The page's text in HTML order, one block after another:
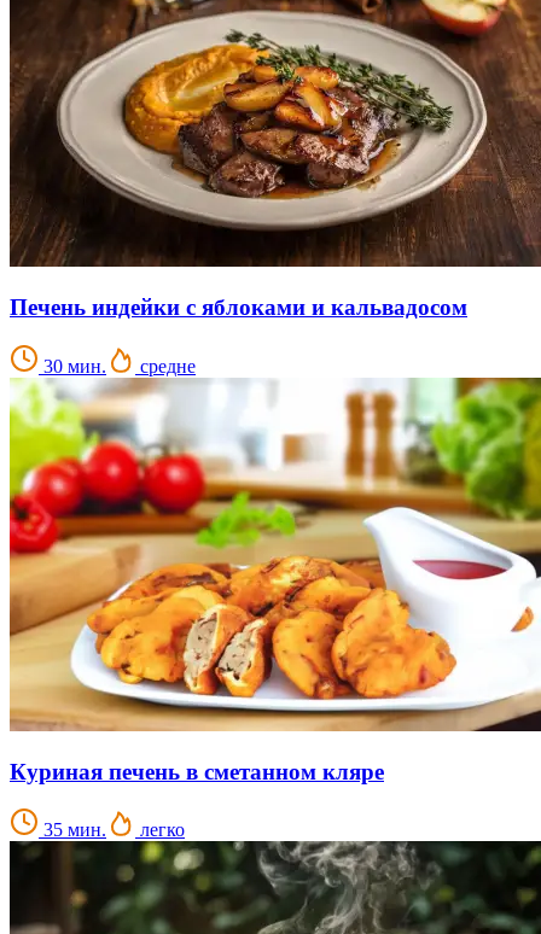
Печень индейки с яблоками и кальвадосом
30 мин. средне
Куриная печень в сметанном кляре
35 мин. легко